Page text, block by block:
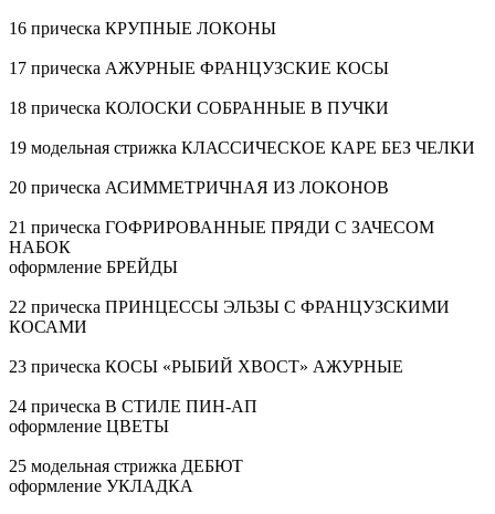
16 прическа КРУПНЫЕ ЛОКОНЫ
17 прическа АЖУРНЫЕ ФРАНЦУЗСКИЕ КОСЫ
18 прическа КОЛОСКИ СОБРАННЫЕ В ПУЧКИ
19 модельная стрижка КЛАССИЧЕСКОЕ КАРЕ БЕЗ ЧЕЛКИ
20 прическа АСИММЕТРИЧНАЯ ИЗ ЛОКОНОВ
21 прическа ГОФРИРОВАННЫЕ ПРЯДИ С ЗАЧЕСОМ
НАБОК
оформление БРЕЙДЫ
22 прическа ПРИНЦЕССЫ ЭЛЬЗЫ С ФРАНЦУЗСКИМИ
КОСАМИ
23 прическа КОСЫ «РЫБИЙ ХВОСТ» АЖУРНЫЕ
24 прическа В СТИЛЕ ПИН-АП
оформление ЦВЕТЫ
25 модельная стрижка ДЕБЮТ
оформление УКЛАДКА